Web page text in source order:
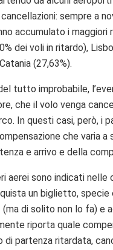
sempre a
accumulato i maggiori
dei voli in ritardo),
(27,63%).
tutto improbabile,
che il volo venga
In questi casi, però, i
che varia a
e arrivo e della
aerei sono indicati nelle
un biglietto, specie
di solito non lo fa) e
riporta quale
di partenza ritardata,